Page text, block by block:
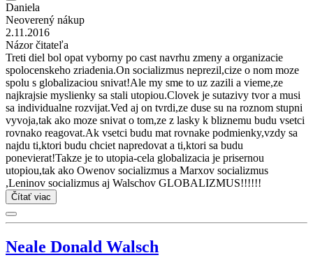
Daniela
Neoverený nákup
2.11.2016
Názor čitateľa
Treti diel bol opat vyborny po cast navrhu zmeny a organizacie
spolocenskeho zriadenia.On socializmus neprezil,cize o nom moze
spolu s globalizaciou snivat!Ale my sme to uz zazili a vieme,ze
najkrajsie myslienky sa stali utopiou.Clovek je sutazivy tvor a musi
sa individualne rozvijat.Ved aj on tvrdi,ze duse su na roznom stupni
vyvoja,tak ako moze snivat o tom,ze z lasky k bliznemu budu vsetci
rovnako reagovat.Ak vsetci budu mat rovnake podmienky,vzdy sa
najdu ti,ktori budu chciet napredovat a ti,ktori sa budu
ponevierat!Takze je to utopia-cela globalizacia je prisernou
utopiou,tak ako Owenov socializmus a Marxov socializmus
,Leninov socializmus aj Walschov GLOBALIZMUS!!!!!!
Čítať viac
Neale Donald Walsch